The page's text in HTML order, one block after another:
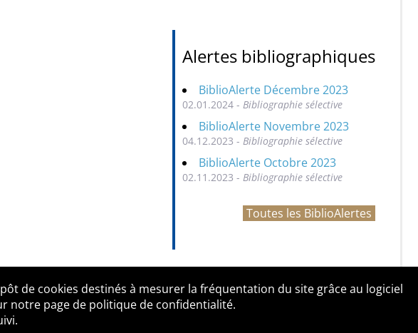
Alertes bibliographiques
BiblioAlerte Décembre 2023
02.01.2024 - Bibliographie sélective
BiblioAlerte Novembre 2023
04.12.2023 - Bibliographie sélective
BiblioAlerte Octobre 2023
02.11.2023 - Bibliographie sélective
Toutes les BiblioAlertes
Politique de confidentialité Contact
de cookies destinés à mesurer la fréquentation du site grâce au logiciel
notre page de politique de confidentialité.